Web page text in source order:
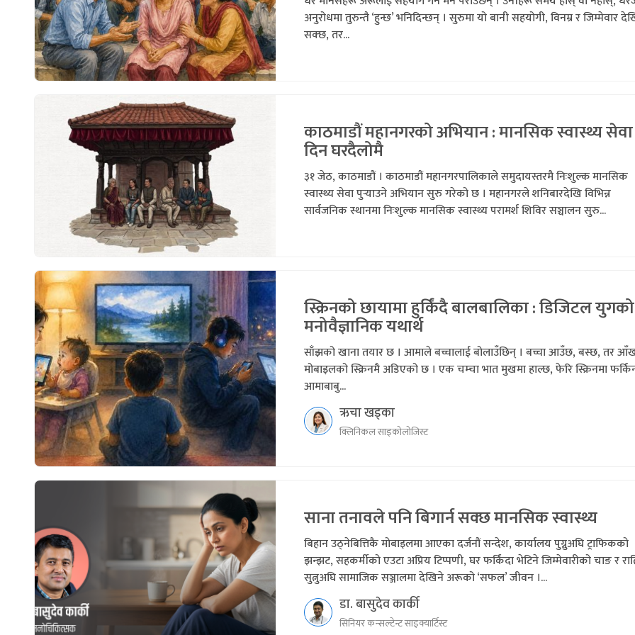
अनुरोधमा तुरुन्तै ‘हुन्छ’ भनिदिन्छन् । सुरुमा यो बानी सहयोगी, विनम्र र जिम्मेवार
सक्छ, तर...
काठमाडौं महानगरको अभियान ‍: मानसिक स्वास्थ्य सेवा
दिन घरदैलोमै
३१ जेठ, काठमाडौं । काठमाडौं महानगरपालिकाले समुदायस्तरमै निःशुल्क मानसिक
स्वास्थ्य सेवा पुर्‍याउने अभियान सुरु गरेको छ । महानगरले शनिबारदेखि विभिन्न
सार्वजनिक स्थानमा निःशुल्क मानसिक स्वास्थ्य परामर्श शिविर सञ्चालन सुरु...
स्क्रिनको छायामा हुर्किंदै बालबालिका : डिजिटल युगको
मनोवैज्ञानिक यथार्थ
साँझको खाना तयार छ । आमाले बच्चालाई बोलाउँछिन् । बच्चा आउँछ, बस्छ, तर
मोबाइलको स्क्रिनमै अडिएको छ । एक चम्चा भात मुखमा हाल्छ, फेरि स्क्रिनमा
आमाबाबु...
ऋचा खड्का
क्लिनिकल साइकोलोजिस्ट
साना तनावले पनि बिगार्न सक्छ मानसिक स्वास्थ्य
बिहान उठ्नेबित्तिकै मोबाइलमा आएका दर्जनौं सन्देश, कार्यालय पुग्नुअघि ट्राफिकको
झन्झट, सहकर्मीको एउटा अप्रिय टिप्पणी, घर फर्किंदा भेटिने जिम्मेवारीको चाङ र
सुत्नुअघि सामाजिक सञ्जालमा देखिने अरूको ‘सफल’ जीवन ।...
डा. बासुदेव कार्की
सिनियर कन्सल्टेन्ट साइक्यार्टिस्ट